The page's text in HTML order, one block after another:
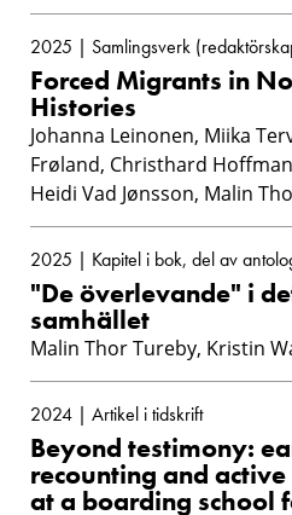
2025 | Samlingsverk
Forced Migrants in
Histories
Johanna Leinonen, Miika
Frøland, Christhard
Heidi Vad Jønsson, Malin
2025 | Kapitel i bok, del av
"De överlevande" i
samhället
Malin Thor Tureby, Kristin
2024 | Artikel i tidskrift
Beyond testimony:
recounting and
at a boarding school